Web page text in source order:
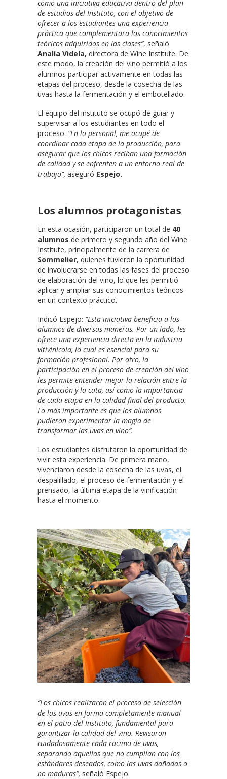
como una iniciativa educativa dentro del plan
de estudios del Instituto, con el objetivo de
ofrecer a los estudiantes una experiencia
práctica que complementara los conocimientos
teóricos adquiridos en las clases”, señaló
Analía Videla, directora de Wine Institute. De
este modo, la creación del vino permitió a los
alumnos participar activamente en todas las
etapas del proceso, desde la cosecha de las
uvas hasta la fermentación y el embotellado.
El equipo del instituto se ocupó de guiar y
supervisar a los estudiantes en todo el
proceso. “En lo personal, me ocupé de
coordinar cada etapa de la producción, para
asegurar que los chicos reciban una formación
de calidad y se enfrenten a un entorno real de
trabajo”, aseguró Espejo.
Los alumnos protagonistas
En esta ocasión, participaron un total de 40
alumnos de primero y segundo año del Wine
Institute, principalmente de la carrera de
Sommelier, quienes tuvieron la oportunidad
de involucrarse en todas las fases del proceso
de elaboración del vino, lo que les permitió
aplicar y ampliar sus conocimientos teóricos
en un contexto práctico.
Indicó Espejo: “Esta iniciativa beneficia a los
alumnos de diversas maneras. Por un lado, les
ofrece una experiencia directa en la industria
vitivinícola, lo cual es esencial para su
formación profesional. Por otro, la
participación en el proceso de creación del vino
les permite entender mejor la relación entre la
producción y la cata, así como la importancia
de cada etapa en la calidad final del producto.
Lo más importante es que los alumnos
pudieron experimentar la magia de
transformar las uvas en vino”.
Los estudiantes disfrutaron la oportunidad de
vivir esta experiencia. De primera mano,
vivenciaron desde la cosecha de las uvas, el
despalillado, el proceso de fermentación y el
prensado, la última etapa de la vinificación
hasta el momento.
“Los chicos realizaron el proceso de selección
de las uvas en forma completamente manual
en el patio del Instituto, fundamental para
garantizar la calidad del vino. Revisaron
cuidadosamente cada racimo de uvas,
separando aquellas que no cumplían con los
estándares deseados, como las uvas dañadas o
no maduras”, señaló Espejo.